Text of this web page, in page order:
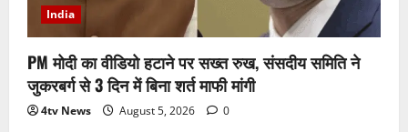
India
PM मोदी का वीडियो हटाने पर सख्त रुख, संसदीय समिति ने
जुकरबर्ग से 3 दिन में बिना शर्त माफी मांगी
4tv News August 5, 2026 0